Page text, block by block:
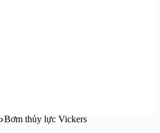
Bơm thủy lực Vickers